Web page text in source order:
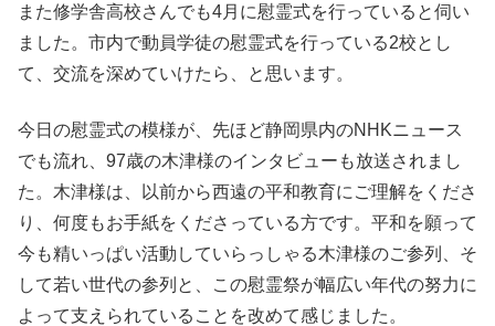
また修学舎高校さんでも4月に慰霊式を行っていると伺い
ました。市内で動員学徒の慰霊式を行っている2校とし
て、交流を深めていけたら、と思います。
今日の慰霊式の模様が、先ほど静岡県内のNHKニュース
でも流れ、97歳の木津様のインタビューも放送されまし
た。木津様は、以前から西遠の平和教育にご理解をくださ
り、何度もお手紙をくださっている方です。平和を願って
今も精いっぱい活動していらっしゃる木津様のご参列、そ
して若い世代の参列と、この慰霊祭が幅広い年代の努力に
よって支えられていることを改めて感じました。